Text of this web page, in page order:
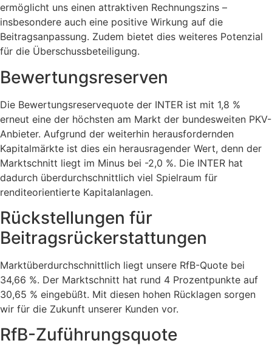
ermöglicht uns einen attraktiven Rechnungszins –
insbesondere auch eine positive Wirkung auf die
Beitragsanpassung. Zudem bietet dies weiteres Potenzial
für die Überschussbeteiligung.
Bewertungsreserven
Die Bewertungsreservequote der INTER ist mit 1,8 %
erneut eine der höchsten am Markt der bundesweiten PKV-
Anbieter. Aufgrund der weiterhin herausfordernden
Kapitalmärkte ist dies ein herausragender Wert, denn der
Marktschnitt liegt im Minus bei -2,0 %. Die INTER hat
dadurch überdurchschnittlich viel Spielraum für
renditeorientierte Kapitalanlagen.
Rückstellungen für
Beitragsrückerstattungen
Marktüberdurchschnittlich liegt unsere RfB-Quote bei
34,66 %. Der Marktschnitt hat rund 4 Prozentpunkte auf
30,65 % eingebüßt. Mit diesen hohen Rücklagen sorgen
wir für die Zukunft unserer Kunden vor.
RfB-Zuführungsquote